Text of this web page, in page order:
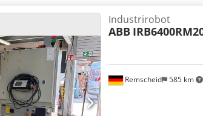
Remscheid 585 km
Industrirobot
ABB